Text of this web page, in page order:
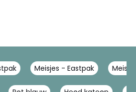
Meisjes - Eastpak